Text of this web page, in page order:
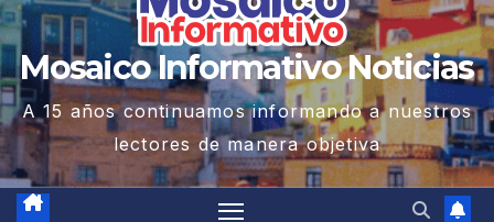
Mosaico Informativo Noticias
A 15 años continuamos informando a nuestros
lectores de manera objetiva